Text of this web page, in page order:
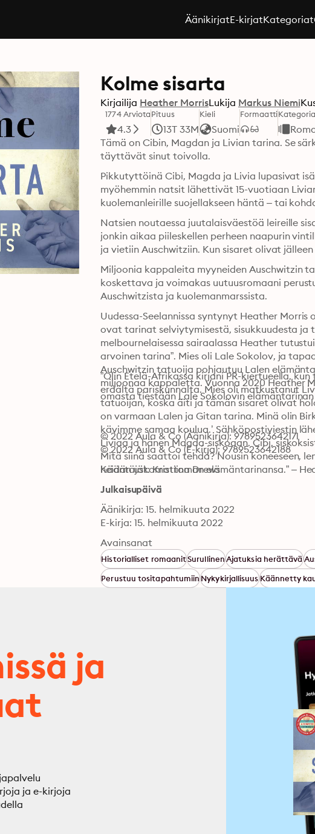
ÄänikirjatE-kirjatKategoriat
Kolme sisarta
Kirjailija Heather MorrisLukija Markus Niemi
1774 Arviota
4.3
Pituus
13T 33M
Kieli
Suomi
FormaattiKategoria
Tämä on Cibin, Magdan ja Livian tarina. Se
Pikkutyttöinä Cibi, Magda ja Livia lupasivat
myöhemmin natsit lähettivät 15-vuotiaan
Natsien noutaessa juutalaisväestöä leireille
jonkin aikaa piileskellen perheen naapurin
Miljoonia kappaleita myyneiden Auschwitzin
koskettava ja voimakas uutuusromaani
Uudessa-Seelannissa syntynyt Heather
ovat tarinat selviytymisestä, sisukkuudesta ja
melbournelaisessa sairaalassa Heather
arvoinen tarina”. Mies oli Lale Sokolov, ja
Auschwitzin tatuoija pohjautuu Lalen
miljoonaa kappaletta. Vuonna 2020 Heather
omasta tiestään Lale Sokolovin
”Olin Etelä-Afrikassa kirjani PR-kiertueella,
eräältä pariskunnalta. Mies oli matkustanut
tatuoijan, koska äiti ja tämän sisaret olivat
on varmaan Lalen ja Gitan tarina. Minä olin
kävimme samaa koulua.’ Sähköpostiviestin
Liviaa ja hänen Magda-siskoaan. Cibi,
Mitä siinä saattoi tehdä? Nousin koneeseen,
heidän uskomattoman elämäntarinansa.” –
© 2022 Aula & Co (Äänikirja): 9789523642171
© 2022 Aula & Co (E-kirja): 9789523642188
Kääntäjät: Kristiina Drews
Julkaisupäivä
Äänikirja: 15. helmikuuta 2022
E-kirja: 15. helmikuuta 2022
Avainsanat
Historialliset romaanitSurullinenAjatuksia herättävä
Perustuu tositapahtumiinNykykirjallisuusKäännetty
ja
ja e-kirjoja